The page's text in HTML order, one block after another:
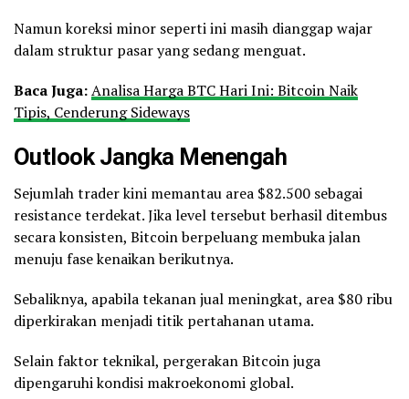
Namun koreksi minor seperti ini masih dianggap wajar
dalam struktur pasar yang sedang menguat.
Baca Juga:Analisa Harga BTC Hari Ini: Bitcoin Naik
Tipis, Cenderung Sideways
Outlook Jangka Menengah
Sejumlah trader kini memantau area $82.500 sebagai
resistance terdekat. Jika level tersebut berhasil ditembus
secara konsisten, Bitcoin berpeluang membuka jalan
menuju fase kenaikan berikutnya.
Sebaliknya, apabila tekanan jual meningkat, area $80 ribu
diperkirakan menjadi titik pertahanan utama.
Selain faktor teknikal, pergerakan Bitcoin juga
dipengaruhi kondisi makroekonomi global.